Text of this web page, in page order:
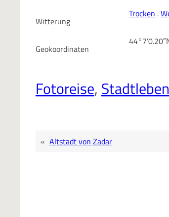
Witterung
Trocken .
Geokoordinaten
Fotoreise, Stadtleben
« Altstadt von Zadar